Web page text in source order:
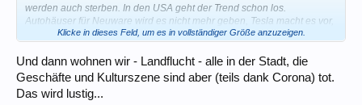
werden auch sterben. In den USA geht der Trend schon los.
Autohäuser für Neuware wird es nicht mehr geben, Tesla macht es vor,
andere werden nachziehen. Selbst bei Frischware und Tiefkühlkost
überleben?
Und da trauern wir um den Musikhandel, der eh nur noch Standartware
anbietet, und bei dem wir hier und da mal ein paar Blätter und
Bissgummis kaufen. Spezialisierte Geschäfte überleben, da sie Ware
Klicke in dieses Feld, um es in vollständiger Größe anzuzeigen.
Und dann wohnen wir - Landflucht - alle in der Stadt, die
Geschäfte und Kulturszene sind aber (teils dank Corona) tot.
Das wird lustig...